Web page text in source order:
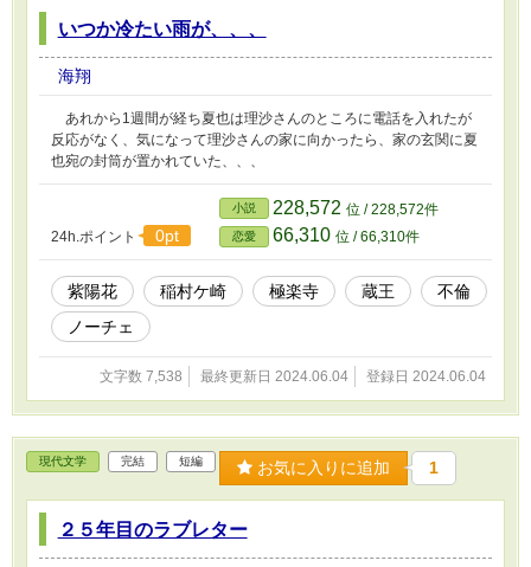
いつか冷たい雨が、、、
海翔
あれから1週間が経ち夏也は理沙さんのところに電話を入れたが
反応がなく、気になって理沙さんの家に向かったら、家の玄関に夏
也宛の封筒が置かれていた、、、
24h.ポイント 0pt
小説 228,572 位 / 228,572件
恋愛 66,310 位 / 66,310件
紫陽花 稲村ケ崎 極楽寺 蔵王
不倫
ノーチェ
文字数 7,538 最終更新日 2024.06.04 登録日 2024.06.04
現代文学 完結 短編 お気に入りに追加 1
２５年目のラブレター